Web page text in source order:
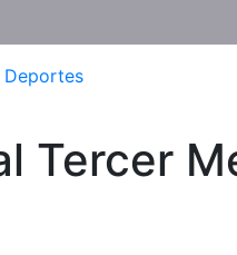
Deportes
Tercer